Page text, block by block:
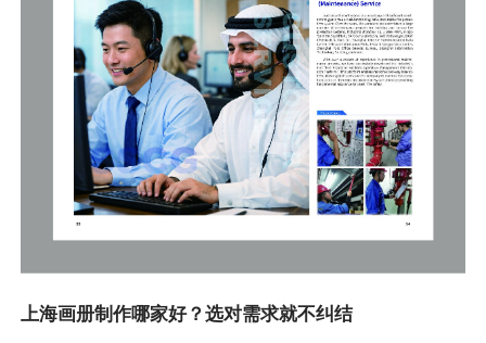
上海画册制作哪家好？选对需求就不纠结